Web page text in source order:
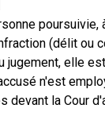
poursuivie,
(délit ou
jugement, elle est
n'est
devant la Cour